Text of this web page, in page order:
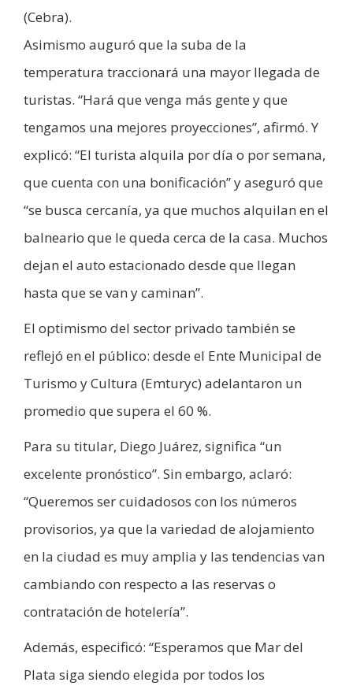
(Cebra).
Asimismo auguró que la suba de la
temperatura traccionará una mayor llegada de
turistas. “Hará que venga más gente y que
tengamos una mejores proyecciones”, afirmó. Y
explicó: “El turista alquila por día o por semana,
que cuenta con una bonificación” y aseguró que
“se busca cercanía, ya que muchos alquilan en el
balneario que le queda cerca de la casa. Muchos
dejan el auto estacionado desde que llegan
hasta que se van y caminan”.
El optimismo del sector privado también se
reflejó en el público: desde el Ente Municipal de
Turismo y Cultura (Emturyc) adelantaron un
promedio que supera el 60 %.
Para su titular, Diego Juárez, significa “un
excelente pronóstico”. Sin embargo, aclaró:
“Queremos ser cuidadosos con los números
provisorios, ya que la variedad de alojamiento
en la ciudad es muy amplia y las tendencias van
cambiando con respecto a las reservas o
contratación de hotelería”.
Además, especificó: “Esperamos que Mar del
Plata siga siendo elegida por todos los